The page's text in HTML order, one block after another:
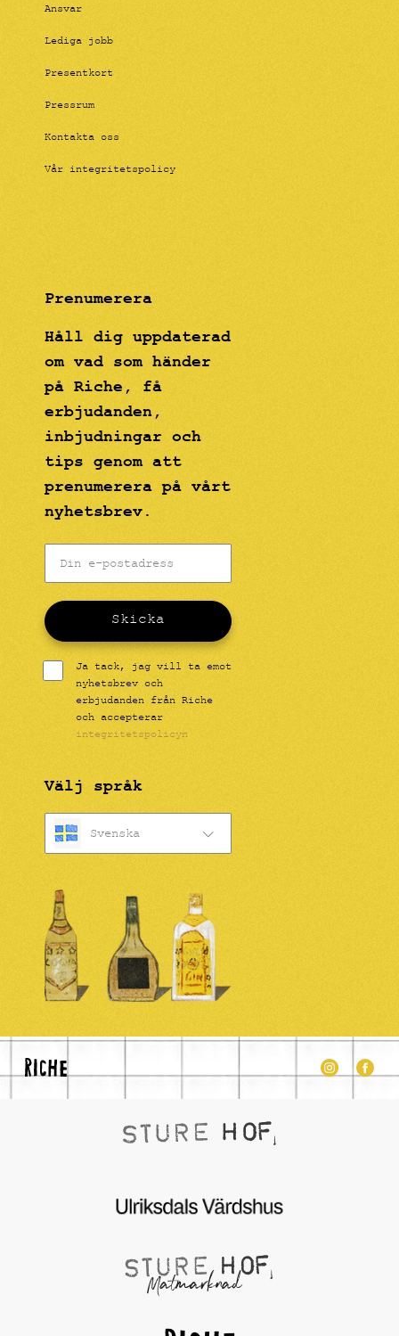
Ansvar
Lediga jobb
Presentkort
Pressrum
Kontakta oss
Vår integritetspolicy
Prenumerera
Håll dig uppdaterad
om vad som händer
på Riche, få
erbjudanden,
inbjudningar och
tips genom att
prenumerera på vårt
nyhetsbrev.
Skicka
Ja tack, jag vill ta emot
nyhetsbrev och
erbjudanden från Riche
och accepterar
integritetspolicyn
Välj språk
Svenska